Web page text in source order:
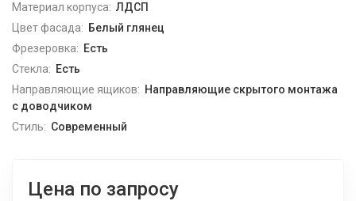
Материал корпуса: ЛДСП
Цвет фасада:
Белый глянец
Фрезеровка: Есть
Стекла: Есть
Направляющие ящиков: Направляющие скрытого монтажа
с доводчиком
Стиль: Современный
Цена по запросу